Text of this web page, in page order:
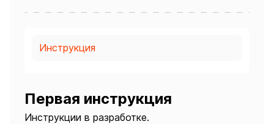
Инструкция
Первая инструкция
Инструкции в разработке.